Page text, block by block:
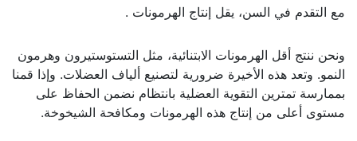
مع التقدم في السن، يقل إنتاج الهرمونات .
ونحن ننتج أقل الهرمونات الابتنائية، مثل التستوستيرون وهرمون
النمو. وتعد هذه الأخيرة ضرورية لتصنيع ألياف العضلات. وإذا قمنا
بممارسة تمترين التقوية العضلية بانتظام نضمن الحفاظ على
مستوى أعلى من إنتاج هذه الهرمونات ومكافحة الشيخوخة.